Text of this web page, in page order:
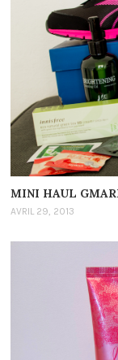
MINI HAUL
AVRIL 29, 2013